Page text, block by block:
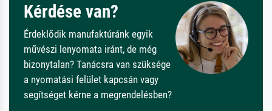
Kérdése van?
Érdeklődik manufaktúránk egyik
művészi lenyomata iránt, de még
bizonytalan? Tanácsra van szüksége
a nyomatási felület kapcsán vagy
segítséget kérne a megrendelésben?